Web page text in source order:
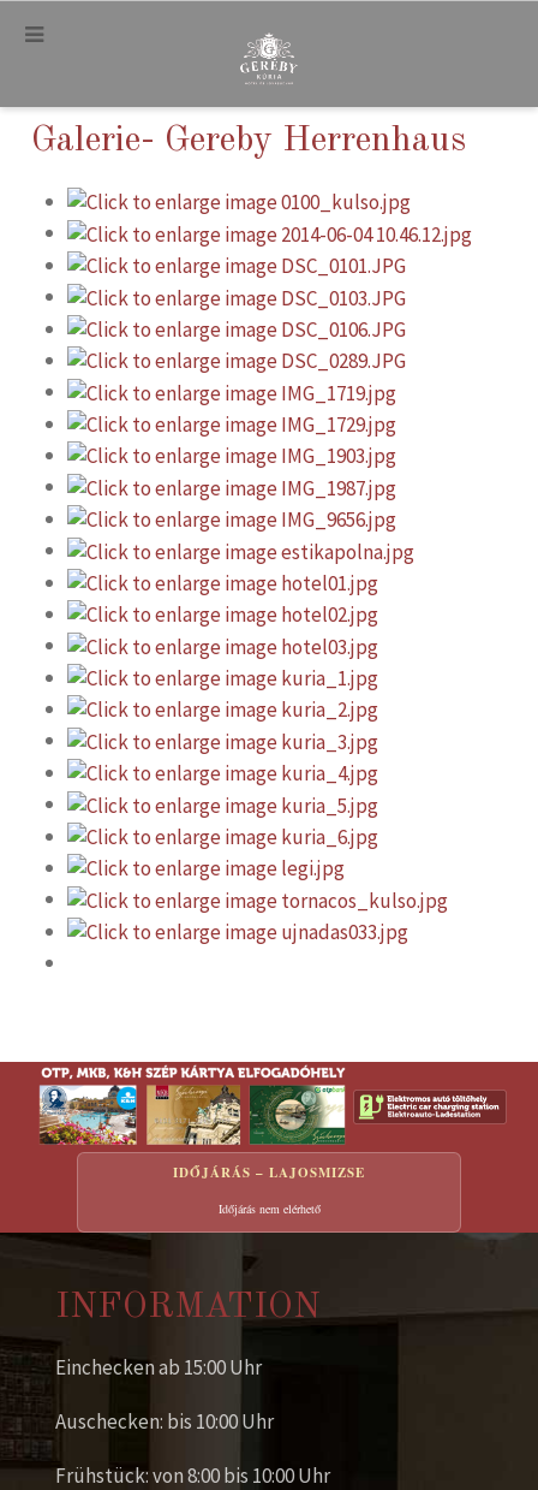
.
Galerie- Gereby Herrenhaus
IDŐJÁRÁS – LAJOSMIZSE
Időjárás nem elérhető
INFORMATION
Einchecken ab 15:00 Uhr
Auschecken: bis 10:00 Uhr
Frühstück: von 8:00 bis 10:00 Uhr